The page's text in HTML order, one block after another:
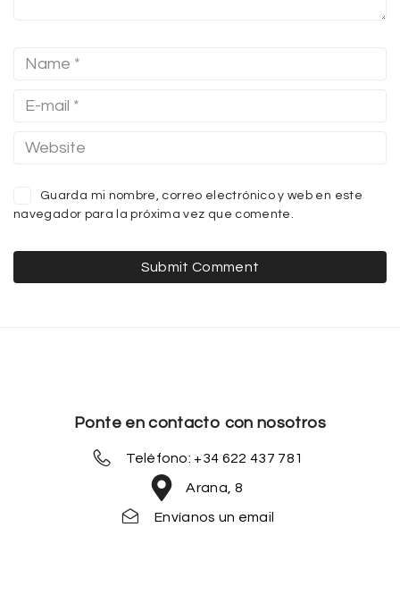
Guarda mi nombre, correo electrónico y web en este
navegador para la próxima vez que comente.
Ponte en contacto con nosotros
Teléfono: +34 622 437 781
Arana, 8
Envíanos un email